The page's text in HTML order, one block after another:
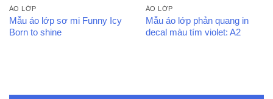
ÁO LỚP
Mẫu áo lớp sơ mi Funny Icy
Born to shine
ÁO LỚP
Mẫu áo lớp phản quang in
decal màu tím violet: A2